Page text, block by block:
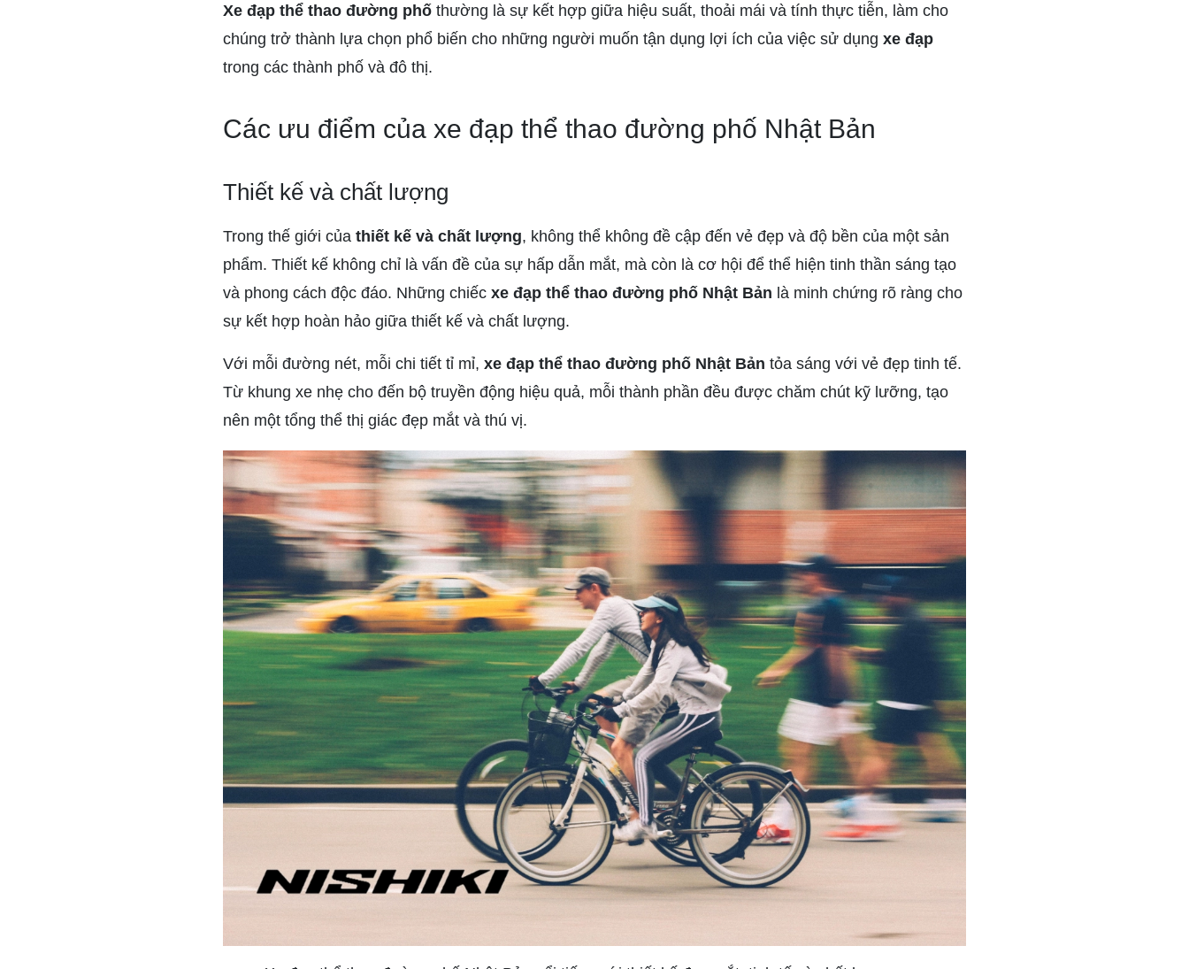
Xe đạp thể thao đường phốthường là sự kết hợp giữa hiệu suất, thoải mái và tính thực tiễn, làm cho
chúng trở thành lựa chọn phổ biến cho những người muốn tận dụng lợi ích của việc sử dụng xe đạp
trong các thành phố và đô thị.
Các ưu điểm của xe đạp thể thao đường phố Nhật Bản
Thiết kế và chất lượng
Trong thế giới của thiết kế và chất lượng, không thể không đề cập đến vẻ đẹp và độ bền của một sản
phẩm. Thiết kế không chỉ là vấn đề của sự hấp dẫn mắt, mà còn là cơ hội để thể hiện tinh thần sáng tạo
và phong cách độc đáo. Những chiếc xe đạp thể thao đường phố Nhật Bản là minh chứng rõ ràng cho
sự kết hợp hoàn hảo giữa thiết kế và chất lượng.
Với mỗi đường nét, mỗi chi tiết tỉ mỉ, xe đạp thể thao đường phố Nhật Bản tỏa sáng với vẻ đẹp tinh tế.
Từ khung xe nhẹ cho đến bộ truyền động hiệu quả, mỗi thành phần đều được chăm chút kỹ lưỡng, tạo
nên một tổng thể thị giác đẹp mắt và thú vị.